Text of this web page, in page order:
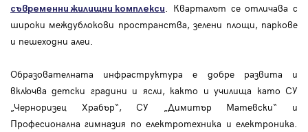
съвременни жилищни комплекси. Кварталът се отличава с
широки междублокови пространства, зелени площи, паркове
и пешеходни алеи.
Образователната инфраструктура е добре развита и
включва детски градини и ясли, както и училища като СУ
„Черноризец Храбър“, СУ „Димитър Матевски“ и
Професионална гимназия по електротехника и електроника.